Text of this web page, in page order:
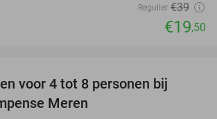
Regulier €39
€19,50
voor 4 tot 8 personen bij
Meren